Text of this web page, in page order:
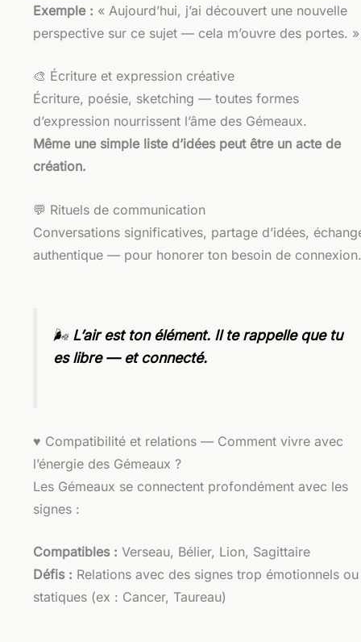
Exemple : « Aujourd’hui, j’ai découvert une nouvelle
perspective sur ce sujet — cela m’ouvre des portes. »
🎨 Écriture et expression créative
Écriture, poésie, sketching — toutes formes
d’expression nourrissent l’âme des Gémeaux.
Même une simple liste d’idées peut être un acte de
création.
💬 Rituels de communication
Conversations significatives, partage d’idées,
authentique — pour honorer ton besoin de
🌬️ L’air est ton élément. Il te rappelle que tu
es libre — et connecté.
♥️ Compatibilité et relations — Comment vivre avec
l’énergie des Gémeaux ?
Les Gémeaux se connectent profondément avec les
signes :
Compatibles : Verseau, Bélier, Lion, Sagittaire
Défis : Relations avec des signes trop émotionnels ou
statiques (ex : Cancer, Taureau)